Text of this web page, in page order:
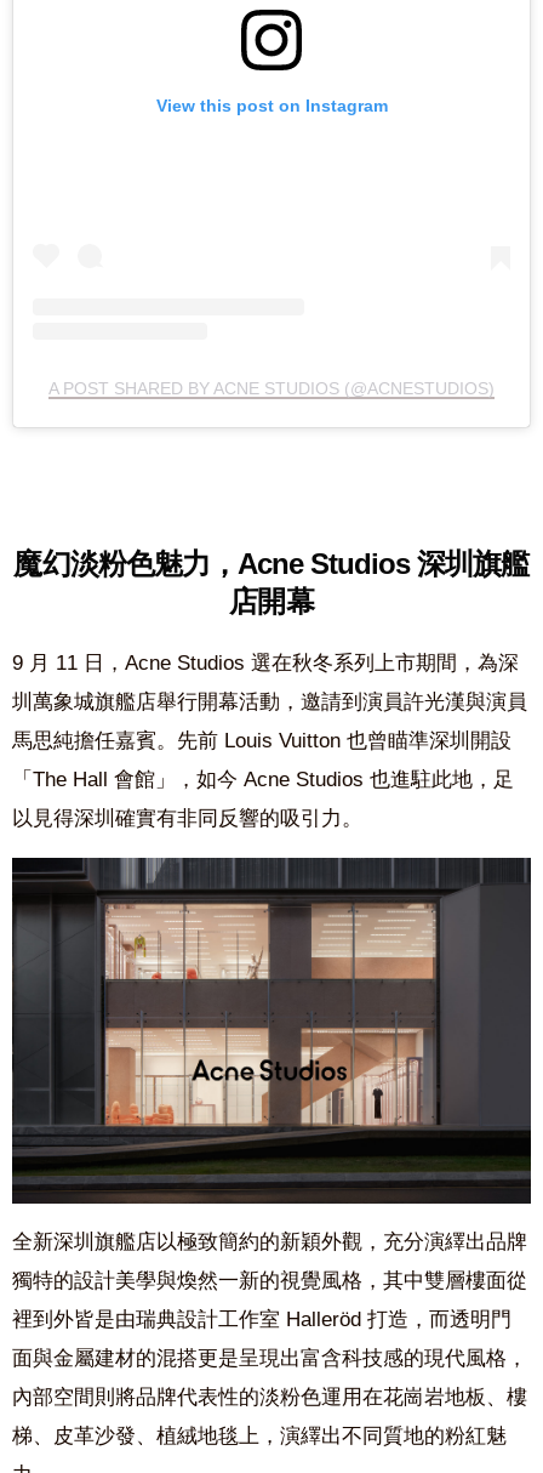
View this post on Instagram
A POST SHARED BY ACNE STUDIOS (@ACNESTUDIOS)
魔幻淡粉色魅力， Acne Studios 深圳旗艦
店開幕
9 月 11 日，Acne Studios 選在秋冬系列上市期間，為深
圳萬象城旗艦店舉行開幕活動，邀請到演員許光漢與演員
馬思純擔任嘉賓。先前 Louis Vuitton 也曾瞄準深圳開設
「The Hall 會館」，如今 Acne Studios 也進駐此地，足
以見得深圳確實有非同反響的吸引力。
全新深圳旗艦店以極致簡約的新穎外觀，充分演繹出品牌
獨特的設計美學與煥然一新的視覺風格，其中雙層樓面從
裡到外皆是由瑞典設計工作室 Halleröd 打造，而透明門
面與金屬建材的混搭更是呈現出富含科技感的現代風格，
內部空間則將品牌代表性的淡粉色運用在花崗岩地板、樓
梯、皮革沙發、植絨地毯上，演繹出不同質地的粉紅魅